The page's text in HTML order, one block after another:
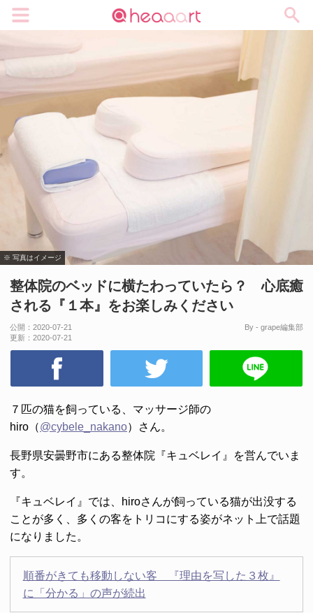
※ 写真はイメージ
整体院のベッドに横たわっていたら？ 心底癒
される『１本』をお楽しみください
公開： 2020-07-21
更新： 2020-07-21
By - grape編集部
７匹の猫を飼っている、マッサージ師の
hiro（@cybele_nakano）さん。
長野県安曇野市にある整体院『キュベレイ』を営んでいま
す。
『キュベレイ』では、hiroさんが飼っている猫が出没する
ことが多く、多くの客をトリコにする姿がネット上で話題
になりました。
順番がきても移動しない客 『理由を写した３枚』
に「分かる」の声が続出